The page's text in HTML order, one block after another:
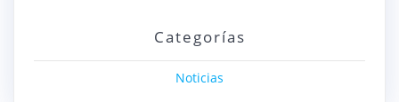
Categorías
Noticias